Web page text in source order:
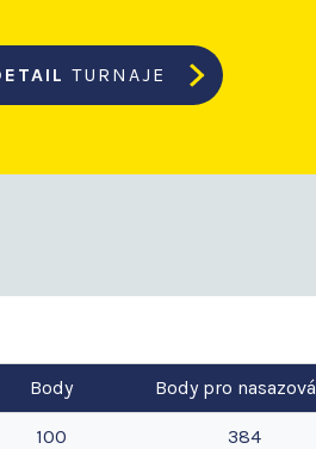
TURNAJE
Body Body pro
100 384